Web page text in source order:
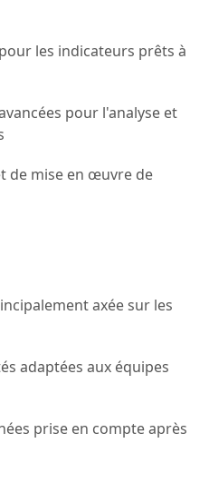
les indicateurs prêts à
pour l'analyse et
de mise en œuvre de
axée sur les
adaptées aux équipes
prise en compte après